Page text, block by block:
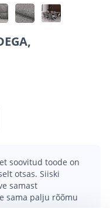
soovitud toode on
otsas. Siiski
samast
sama palju rõõmu